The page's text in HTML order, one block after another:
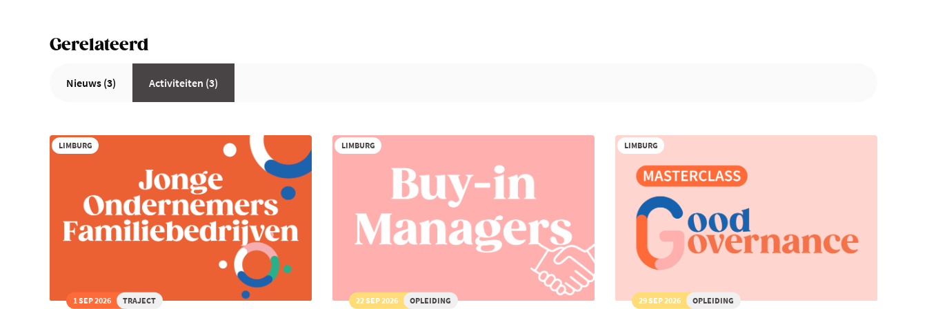
Gerelateerd
Nieuws (3) Activiteiten (3)
LIMBURG
1 SEP 2026 TRAJECT
LIMBURG
22 SEP 2026 OPLEIDING
LIMBURG
29 SEP 2026 OPLEIDING